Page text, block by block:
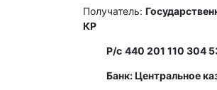
Получатель:
КР
Р/с 440 201 110 304
Банк: Центральное